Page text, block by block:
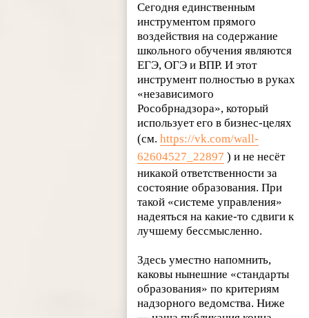
Сегодня единственным
инструментом прямого
воздействия на содержание
школьного обучения являются
ЕГЭ, ОГЭ и ВПР. И этот
инструмент полностью в руках
«независимого
Рособрнадзора», который
использует его в бизнес-целях
(см.https://vk.com/wall-
62604527_22897 ) и не несёт
никакой ответственности за
состояние образования. При
такой «системе управления»
надеяться на какие-то сдвиги к
лучшему бессмысленно.
Здесь уместно напомнить,
каковы нынешние «стандарты
образования» по критериям
надзорного ведомства. Ниже